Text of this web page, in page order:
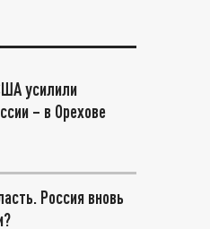
усилили
– в Орехове
Россия вновь